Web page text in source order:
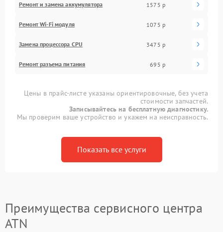
Ремонт и замена аккумулятора 1575 р
Ремонт Wi-Fi модуля 1075 р
Замена процессора CPU 3475 р
Ремонт разъема питания 695 р
Цены в прайс-листе указаны ориентировочные, без учета
стоимости запчастей.
Записывайтесь на бесплатную диагностику.
Мы проверим ваше устройство и укажем на неисправность.
Показать все услуги
Преимущества сервисного центра
ATN